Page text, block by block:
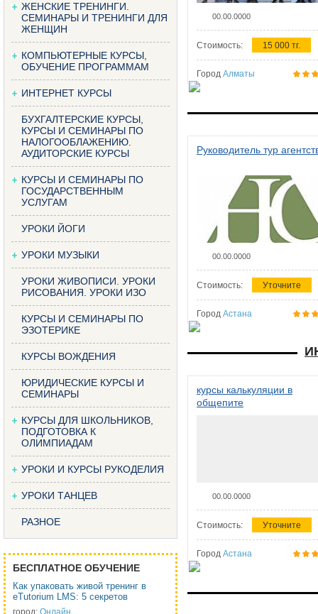
ЖЕНСКИЕ ТРЕНИНГИ.
СЕМИНАРЫ И ТРЕНИНГИ ДЛЯ
ЖЕНЩИН
КОМПЬЮТЕРНЫЕ КУРСЫ,
ОБУЧЕНИЕ ПРОГРАММАМ
ИНТЕРНЕТ КУРСЫ
БУХГАЛТЕРСКИЕ КУРСЫ,
КУРСЫ И СЕМИНАРЫ ПО
НАЛОГООБЛАЖЕНИЮ.
АУДИТОРСКИЕ КУРСЫ
КУРСЫ И СЕМИНАРЫ ПО
ГОСУДАРСТВЕННЫМ
УСЛУГАМ
УРОКИ ЙОГИ
УРОКИ МУЗЫКИ
УРОКИ ЖИВОПИСИ. УРОКИ
РИСОВАНИЯ. УРОКИ ИЗО
КУРСЫ И СЕМИНАРЫ ПО
ЭЗОТЕРИКЕ
КУРСЫ ВОЖДЕНИЯ
ЮРИДИЧЕСКИЕ КУРСЫ И
СЕМИНАРЫ
КУРСЫ ДЛЯ ШКОЛЬНИКОВ,
ПОДГОТОВКА К
ОЛИМПИАДАМ
УРОКИ И КУРСЫ РУКОДЕЛИЯ
УРОКИ ТАНЦЕВ
РАЗНОЕ
БЕСПЛАТНОЕ ОБУЧЕНИЕ
Как упаковать живой тренинг в
eTutorium LMS: 5 секретов
город: Онлайн
00.00.0000
Стоимость: 15 000 тг.
Город Алматы
Руководитель тур
00.00.0000
Стоимость: Уточните
Город Астана
курсы калькуляции в
общепите
00.00.0000
Стоимость: Уточните
Город Астана